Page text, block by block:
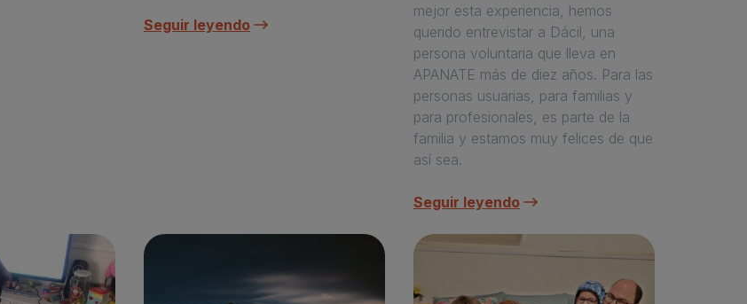
Seguir leyendo
mejor esta experiencia, hemos
querido entrevistar a Dácil, una
persona voluntaria que lleva en
APANATE más de diez años. Para las
personas usuarias, para familias y
para profesionales, es parte de la
familia y estamos muy felices de que
así sea.
Seguir leyendo